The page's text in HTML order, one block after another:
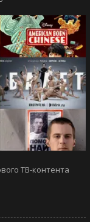
ТВ-контента